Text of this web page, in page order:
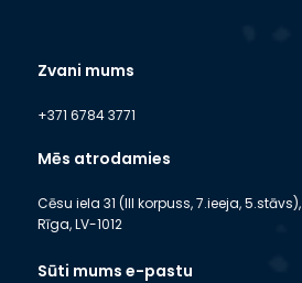
Zvani mums
+371 6784 3771
Mēs atrodamies
Cēsu iela 31 (III korpuss, 7.ieeja, 5.stāvs),
Rīga, LV-1012
Sūti mums e-pastu